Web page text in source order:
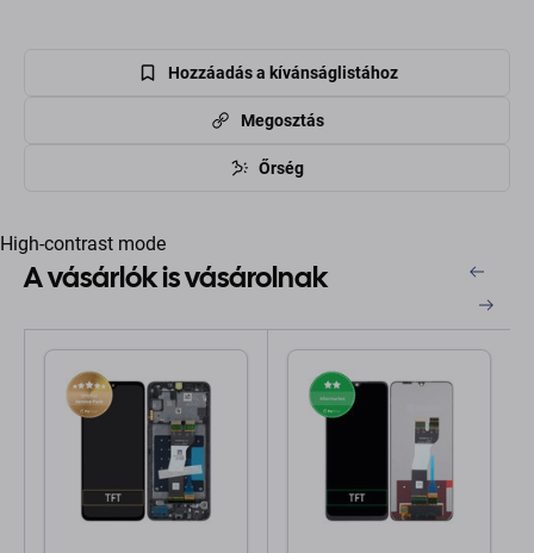
Hozzáadás a kívánságlistához
Megosztás
Őrség
High-contrast mode
A vásárlók is vásárolnak